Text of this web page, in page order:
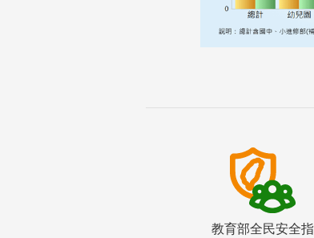
教育部全民安全指